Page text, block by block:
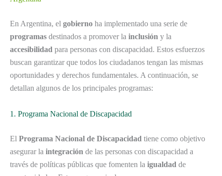
En Argentina, el gobierno ha implementado una serie de
programas destinados a promover la inclusión y la
accesibilidad para personas con discapacidad. Estos esfuerzos
buscan garantizar que todos los ciudadanos tengan las mismas
oportunidades y derechos fundamentales. A continuación, se
detallan algunos de los principales programas:
1. Programa Nacional de Discapacidad
El Programa Nacional de Discapacidad tiene como objetivo
asegurar la integración de las personas con discapacidad a
través de políticas públicas que fomenten la igualdad de